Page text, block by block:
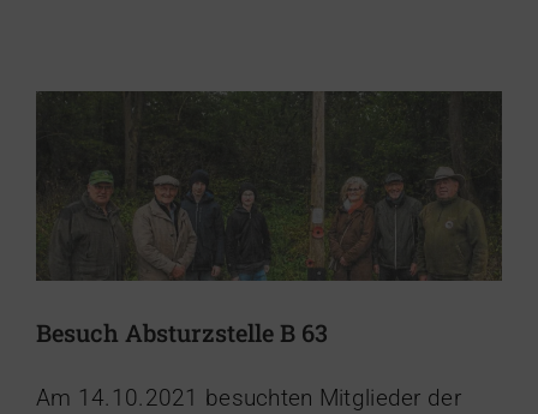
Besuch Absturzstelle B 63
Am 14.10.2021 besuchten Mitglieder der